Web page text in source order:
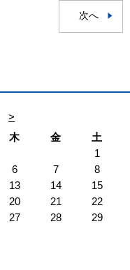
次へ
>
木 金
土
1
6 7
8
13 14
15
20 21
22
27 28
29